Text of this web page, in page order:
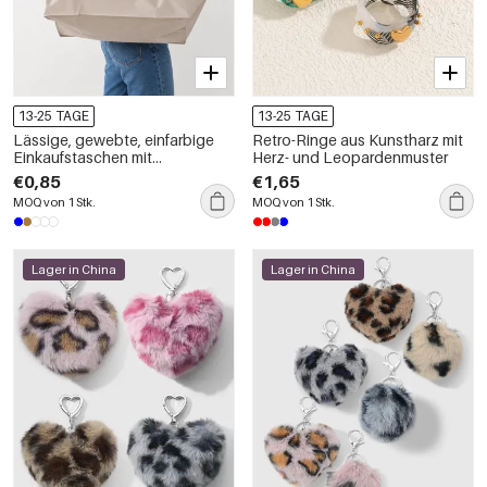
13-25 TAGE
Lässige, gewebte, einfarbige
Einkaufstaschen mit
Leopardenmuster aus PP-
Kunststoff
€0,85
MOQ von 1 Stk.
13-25 TAGE
Retro-Ringe aus Kunstharz mit
Herz- und Leopardenmuster
€1,65
MOQ von 1 Stk.
Lager in China Lager in China